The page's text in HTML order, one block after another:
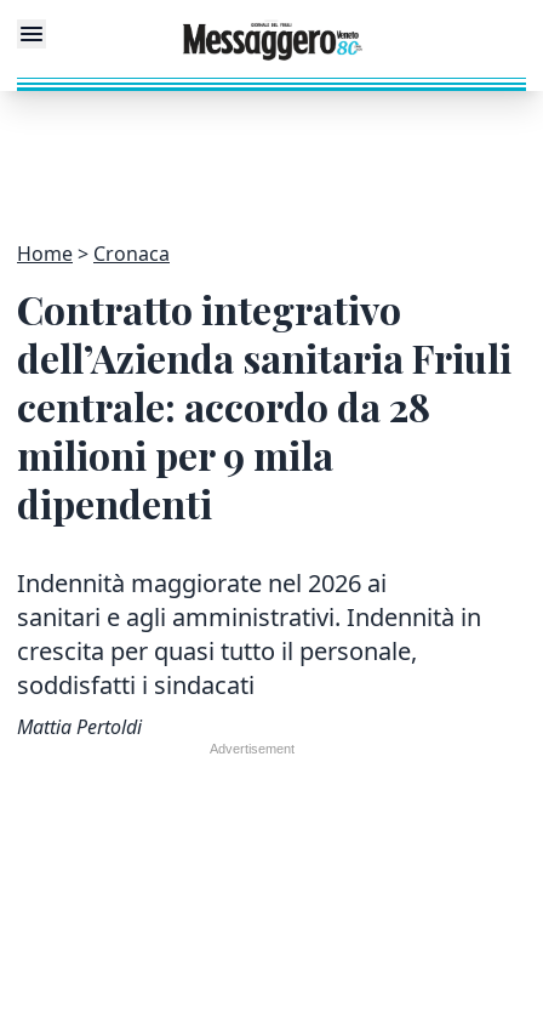
Home Cronaca
Contratto integrativo
dell’Azienda sanitaria Friuli
centrale: accordo da 28
milioni per 9 mila
dipendenti
Indennità maggiorate nel 2026 ai
sanitari e agli amministrativi. Indennità in
crescita per quasi tutto il personale,
soddisfatti i sindacati
Mattia Pertoldi